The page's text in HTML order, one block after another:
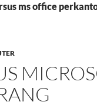
ms office